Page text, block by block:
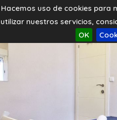
Hacemos uso de cookies para
utilizar nuestros servicios,
OK